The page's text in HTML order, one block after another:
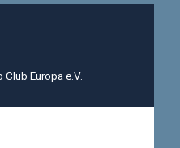
Europa e.V.